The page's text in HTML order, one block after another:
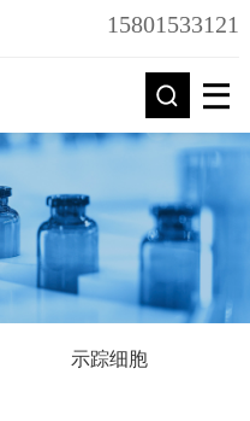
15801533121
示踪细胞